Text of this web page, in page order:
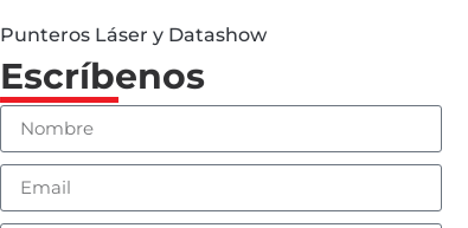
Punteros Láser y Datashow
Escríbenos